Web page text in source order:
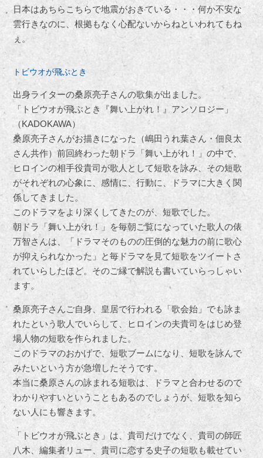
日本はあちらこちらで地震がおきている・・・何か不安な
雲行きなのに、根拠もなく心配ないからねといわれてもね
ぇ。
トビウオが飛ぶとき
出身ライターの桑原亮子さんの歌集が出ました。
「トビウオが飛ぶとき『舞い上がれ！』アンソロジー」
（KADOKAWA）
桑原亮子さんがお描きになった（嶋田うれ葉さん・佃良太
さん共作）前回終わった朝ドラ「舞い上がれ！」の中で、
ヒロインの相手役貴司が歌人として短歌を詠み、その短歌
がそれぞれの心象に、感情に、行動に、ドラマに大きく関
係してきました。
このドラマをより深くしてきたのが、短歌でした。
朝ドラ「舞い上がれ！」を毎朝ご覧になっていた歌人の俵
万智さんは、「ドラマそのものの圧倒的な魅力の前に歌心
が抑えられなかった」と毎ドラマを見て短歌をツイートさ
れていらしたほど。そのご縁で解説も書いていらっしゃい
ます。
桑原亮子さんご自身、皇居で行われる「歌会始」でも詠ま
れたという歌人でいらして、ヒロインの夫貴司をはじめ登
場人物の短歌を作られました。
このドラマのおかげで、短歌ブームになり、短歌を詠んで
みたいという方が急増したそうです。
本当に桑原さんの詠まれる短歌は、ドラマと合わせるので
わかりやすいということもあるのでしょうが、短歌を知ら
ない人にも響きます。
「トビウオが飛ぶとき」は、貴司だけでなく、貴司の師匠
八木、編集者リュー、貴司に恋する史子の短歌も載せてい